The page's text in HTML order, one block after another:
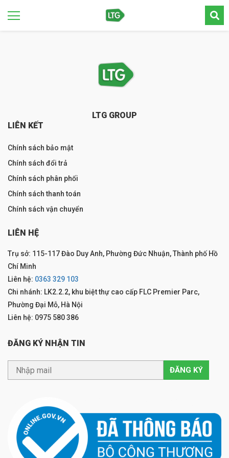
LTG GROUP
LIÊN KẾT
Chính sách bảo mật
Chính sách đổi trả
Chính sách phân phối
Chính sách thanh toán
Chính sách vận chuyển
LIÊN HỆ
Trụ sở: 115-117 Đào Duy Anh, Phường Đức Nhuận, Thành phố Hồ
Chí Minh
Liên hệ: 0363 329 103
Chi nhánh: LK2.2.2, khu biệt thự cao cấp FLC Premier Parc,
Phường Đại Mỗ, Hà Nội
Liên hệ: 0975 580 386
ĐĂNG KÝ NHẬN TIN